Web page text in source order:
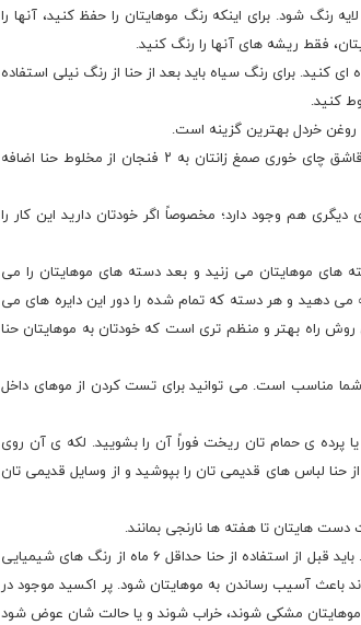
رنگ شود. برای اینکه رنگ موهایتان را حفظ کنید، آنها را
کنید. برای رنگ سیاه باید بعد از حنا از رنگ نیلی استفاده
کنید.
روغن خردل بهترین گزینه است.
* گاهی اوقات ممکن است که حنا کمی آبکی شود. می توانید یک چهارم قاشق چای خوری صمغ زانتان به ۲ فنجان از مخلوط حنا اضافه
هم وجود دارد؛ مخصوصاً اگر خودتان دارید این کار را
موهایتان می زنید و بعد دسته های موهایتان را می
می دهید و هر دسته که تمام شده را دور این دایره های می
راه بهتر و منظم تری است که خودتان به موهایتان حنا
مناسب است. می توانید برای تست کردن از موهای داخل
پرده ی حمام تان ریخت فوراً آن را بشویید. لکه ی آن روی
حنا لباس های قدیمی تان را بپوشید و از وسایل قدیمی تان
هایتان تا هفته ها نارنجی بمانند.
* اگر از رنگ های شیمیایی استفاده می کنید موهایتان را با حنا رنگ نکنید. باید قبل از استفاده از حنا حداقل ۶ ماه از رنگ های شیمیایی
باعثآسیب رساندن به موهایتان شود. پر اکسید موجود در
مشکی شوند، خراب شوند و یا حالت شان عوض شود